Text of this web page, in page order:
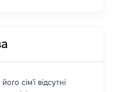
сім'ї відсутні